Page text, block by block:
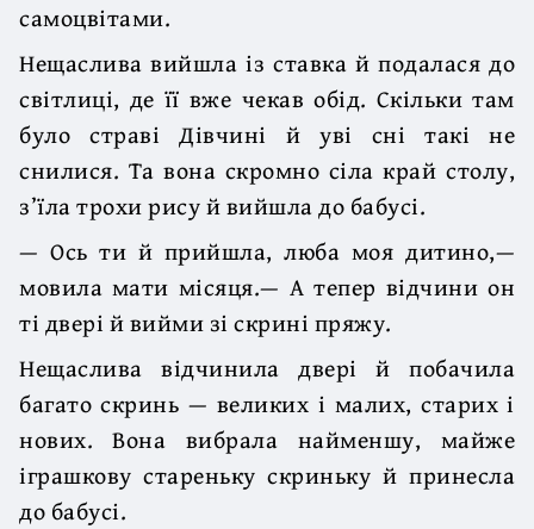
самоцвітами.
Нещаслива вийшла із ставка й подалася до
світлиці, де її вже чекав обід. Скільки там
було страві Дівчині й уві сні такі не
снилися. Та вона скромно сіла край столу,
з’їла трохи рису й вийшла до бабусі.
— Ось ти й прийшла, люба моя дитино,—
мовила мати місяця.— А тепер відчини он
ті двері й вийми зі скрині пряжу.
Нещаслива відчинила двері й побачила
багато скринь — великих і малих, старих і
нових. Вона вибрала найменшу, майже
іграшкову стареньку скриньку й принесла
до бабусі.